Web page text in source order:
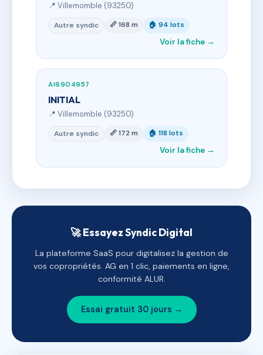
📍 Villemomble (93250)
Autre syndic 📏 168 m 🏠 94 lots
Voir la fiche →
AI6904957
INITIAL
📍 Villemomble (93250)
Autre syndic 📏 172 m 🏠 118 lots
Voir la fiche →
🚀 Essayez Syndic Digital
La plateforme SaaS pour digitalisez la gestion de
vos copropriétés. AG en 1 clic, paiements en ligne,
conformité ALUR.
Essai gratuit 30 jours →